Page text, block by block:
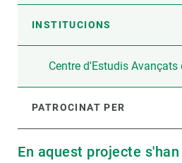
INSTITUCIONS
Centre d'Estudis Avançats
PATROCINAT PER
En aquest projecte